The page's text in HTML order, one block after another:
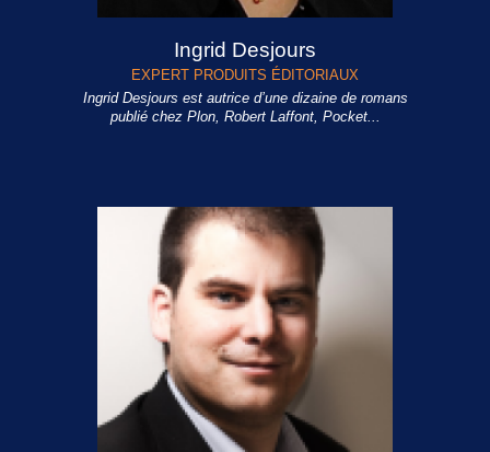
Ingrid Desjours
EXPERT PRODUITS ÉDITORIAUX
Ingrid Desjours est autrice d’une dizaine de romans
publié chez Plon, Robert Laffont, Pocket...